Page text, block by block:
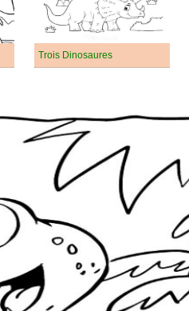
Trois Dinosaures